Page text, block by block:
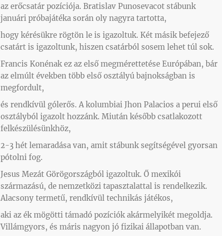
az erőcsatár pozíciója. Bratislav Punosevacot stábunk
januári próbajátéka során oly nagyra tartotta,
hogy kérésükre rögtön le is igazoltuk. Két másik befejező
csatárt is igazoltunk, hiszen csatárból sosem lehet túl sok.
Francis Konénak ez az első megmérettetése Európában, bár
az elmúlt években több első osztályú bajnokságban is
megfordult,
és rendkívül gólerős. A kolumbiai Jhon Palacios a perui első
osztályból igazolt hozzánk. Miután később csatlakozott
felkészülésünkhöz,
2-3 hét lemaradása van, amit stábunk segítségével gyorsan
pótolni fog.
Jesus Mezát Görögországból igazoltuk. Ő mexikói
származású, de nemzetközi tapasztalattal is rendelkezik.
Alacsony termetű, rendkívül technikás játékos,
aki az ék mögötti támadó pozíciók akármelyikét megoldja.
Villámgyors, és máris nagyon jó fizikai állapotban van.